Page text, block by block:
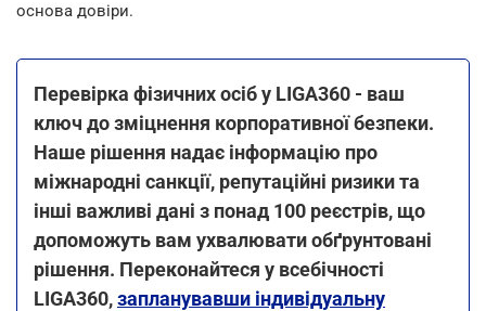
основа довіри.
Перевірка фізичних осіб у LIGA360 - ваш
ключ до зміцнення корпоративної безпеки.
Наше рішення надає інформацію про
міжнародні санкції, репутаційні ризики та
інші важливі дані з понад 100 реєстрів, що
допоможуть вам ухвалювати обґрунтовані
рішення. Переконайтеся у всебічності
LIGA360,запланувавши індивідуальну